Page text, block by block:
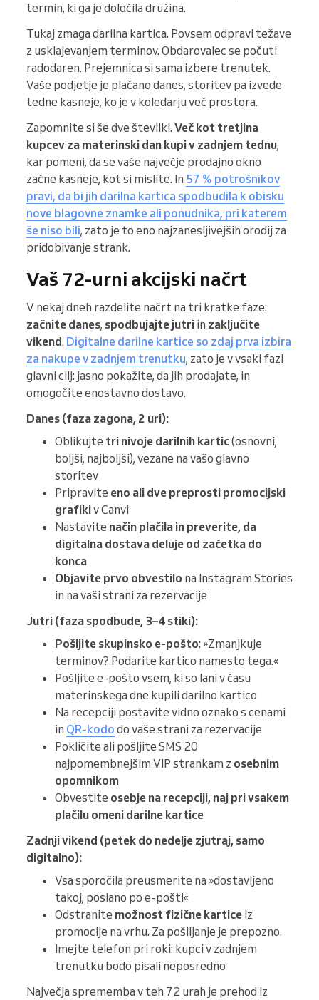
termin, ki ga je določila družina.
Tukaj zmaga darilna kartica. Povsem odpravi težave
z usklajevanjem terminov. Obdarovalec se počuti
radodaren. Prejemnica si sama izbere trenutek.
Vaše podjetje je plačano danes, storitev pa izvede
tedne kasneje, ko je v koledarju več prostora.
Zapomnite si še dve številki. Več kot tretjina
kupcev za materinski dan kupi v zadnjem tednu,
kar pomeni, da se vaše največje prodajno okno
začne kasneje, kot si mislite. In 57 % potrošnikov
pravi, da bi jih darilna kartica spodbudila k obisku
nove blagovne znamke ali ponudnika, pri katerem
še niso bili, zato je to eno najzanesljivejših orodij za
pridobivanje strank.
Vaš 72-urni akcijski načrt
V nekaj dneh razdelite načrt na tri kratke faze:
začnite danes, spodbujajte jutri in zaključite
vikend. Digitalne darilne kartice so zdaj prva izbira
za nakupe v zadnjem trenutku, zato je v vsaki fazi
glavni cilj: jasno pokažite, da jih prodajate, in
omogočite enostavno dostavo.
Danes (faza zagona, 2 uri):
Oblikujte tri nivoje darilnih kartic(osnovni,
boljši, najboljši), vezane na vašo glavno
storitev
Pripravite eno ali dve preprosti promocijski
grafikiv Canvi
Nastavite način plačila in preverite, da
digitalna dostava deluje od začetka do
konca
Objavite prvo obvestilo na Instagram Stories
in na vaši strani za rezervacije
Jutri (faza spodbude, 3–4 stiki):
Pošljite skupinsko e-pošto: »Zmanjkuje
terminov? Podarite kartico namesto tega.«
Pošljite e-pošto vsem, ki so lani v času
materinskega dne kupili darilno kartico
Na recepciji postavite vidno oznako s cenami
in QR-kodo do vaše strani za rezervacije
Pokličite ali pošljite SMS 20
najpomembnejšim VIP strankam z osebnim
opomnikom
Obvestite osebje na recepciji, naj pri vsakem
plačilu omeni darilne kartice
Zadnji vikend (petek do nedelje zjutraj, samo
digitalno):
Vsa sporočila preusmerite na »dostavljeno
takoj, poslano po e-pošti«
Odstranite možnost fizične kartice iz
promocije na vrhu. Za pošiljanje je prepozno.
Imejte telefon pri roki: kupci v zadnjem
trenutku bodo pisali neposredno
Največja sprememba v teh 72 urah je prehod iz